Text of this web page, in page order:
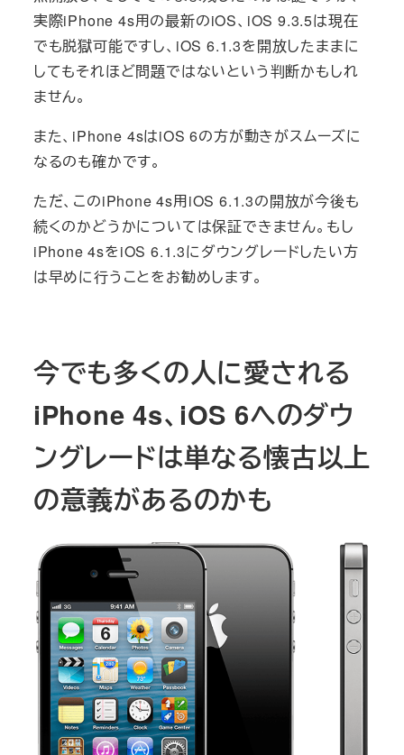
実際iPhone 4s用の最新のiOS、iOS 9.3.5は現在
でも脱獄可能ですし、iOS 6.1.3を開放したままに
してもそれほど問題ではないという判断かもしれ
ません。
また、iPhone 4sはiOS 6の方が動きがスムーズに
なるのも確かです。
ただ、このiPhone 4s用iOS 6.1.3の開放が今後も
続くのかどうかについては保証できません。もし
iPhone 4sをiOS 6.1.3にダウングレードしたい方
は早めに行うことをお勧めします。
今でも多くの人に愛される
iPhone 4s、iOS 6へのダウ
ングレードは単なる懐古以上
の意義があるのかも